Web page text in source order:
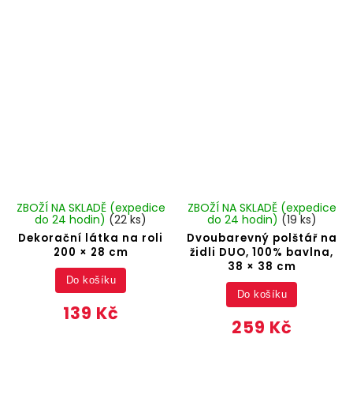
Dekorační látka na roli
200 × 28 cm
ZBOŽÍ NA SKLADĚ (expedice
do 24 hodin) (22 ks)
139 Kč
Do košíku
Dvoubarevný polštář na
židli DUO, 100% bavlna,
38 × 38 cm
ZBOŽÍ NA SKLADĚ (expedice
do 24 hodin) (19 ks)
259 Kč
Do košíku